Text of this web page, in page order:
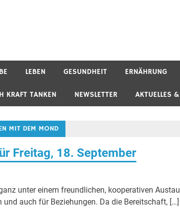
LEBEN GESUNDHEIT ERNÄHRUNG
KRAFT TANKEN NEWSLETTER AKTUELLES
MIT DEM MOND
Freitag, 18. September
unter einem freundlichen, kooperativen
auch für Beziehungen. Da die Bereitschaft, […]